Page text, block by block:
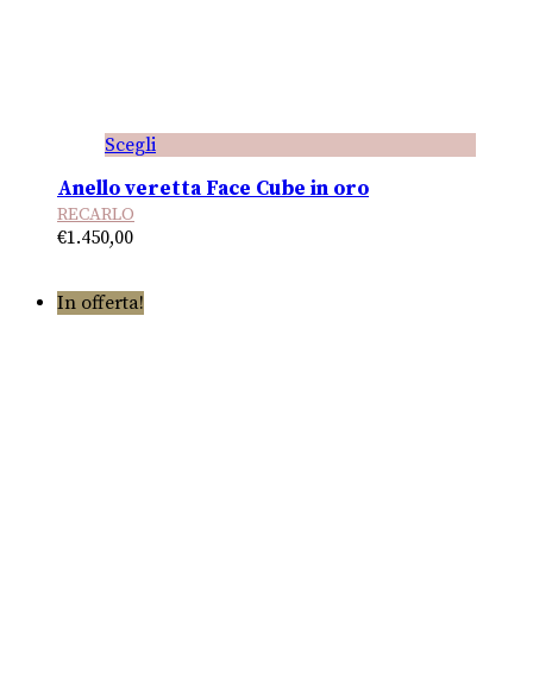
Scegli
Anello veretta Face Cube in oro
RECARLO
€1.450,00
In offerta!